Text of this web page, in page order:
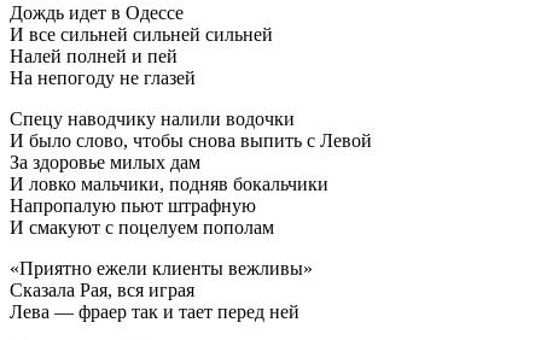
Дождь идет в Одессе
И все сильней сильней сильней
Налей полней и пей
На непогоду не глазей
Спецу наводчику налили водочки
И было слово, чтобы снова выпить с Левой
За здоровье милых дам
И ловко мальчики, подняв бокальчики
Напропалую пьют штрафную
И смакуют с поцелуем пополам
«Приятно ежели клиенты вежливы»
Сказала Рая, вся играя
Лева — фраер так и тает перед ней